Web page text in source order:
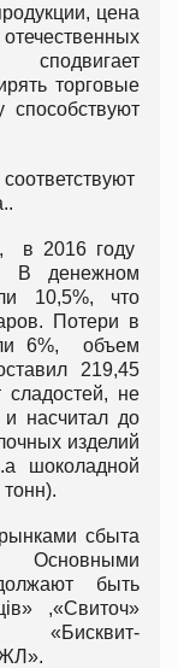
цена
торговые
в 2016 году
В денежном
10,5%, что
Потери в
6%, объем
219,45
не
насчитал до
изделий
шоколадной
сбыта
Основными
быть
,«Свиточ»
«Бисквит-